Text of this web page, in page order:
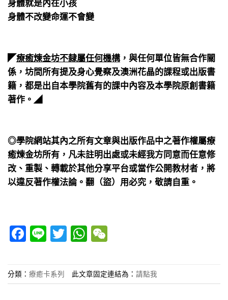
身體不改變命運不會變
◤療癒煉金坊不隸屬任何機構 ，與任何單位皆無合作關
係，坊間所有提及身心覺察及澳洲花晶的課程或出版書
籍，都是出自本學院舊有的課中內容及本學院原創書籍
著作。◢
◎學院網站其內之所有文章與出版作品中之著作權屬療
癒煉金坊所有，凡未註明出處或未經我方同意而任意修
改、重製、轉載於其他分享平台或當作公開教材者，將
以違反著作權法論。翻（盜）用必究，敬請自重。
Facebook
LineTwitterWhatsApp
分類： 療癒卡系列 此文章固定連結為： 請點我